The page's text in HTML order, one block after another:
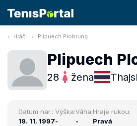
Hráči Plipuech Plobrung
Plipuech
28 žena
Datum nar.:
19. 11. 1997
Výška:
-
Váha:
-
Hraje rukou:
Pravá